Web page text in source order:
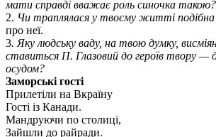
мати справді вважає роль синочка такою?
2. Чи траплялася у твоєму житті подібна
про неї.
3. Яку людську ваду, на твою думку,
ставиться П. Глазовий до героїв твору —
осудом?
Заморські гості
Прилетіли на Вкраїну
Гості із Канади.
Мандруючи по столиці,
Зайшли до райради.